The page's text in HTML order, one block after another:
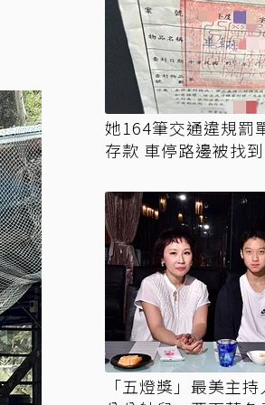
她164筆交通違規罰
存款 車停路邊被找
「五燈獎」最美主